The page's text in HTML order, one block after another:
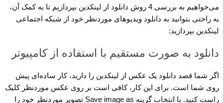
می‌خواهیم به بررسی 4 روش دانلود از لینکدین بپردازیم تا به کمک آن،
به راحتی بتوانید به دانلود ویدیوهای موردنظر خود از شبکه اجتماعی
لینکدین بپردازید:
دانلود به صورت مستقیم با استفاده از کامپیوتر
اگر شما قصد دانلود یک عکس از لینکدین را دارید، کار ساده‌ای پیش
روی شما است. برای این کار، کافی است بر روی عکس موردنظر کلیک
راست کنید. با انتخاب گزینه Save image as تصویر موردنظر خود را